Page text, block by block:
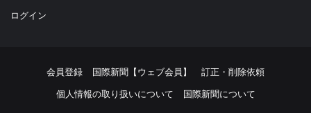
ログイン
会員登録 国際新聞【ウェブ会員】
訂正・削除依頼
個人情報の取り扱いについて
国際新聞について